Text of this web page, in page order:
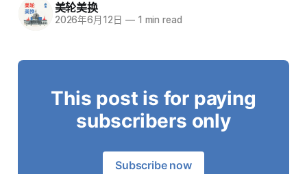
美轮美换
2026年6月12日 —1 min read
This post is for paying
subscribers only
Subscribe now